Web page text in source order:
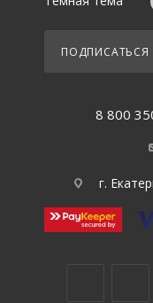
ПОДПИСАТЬСЯ
8 800
г.